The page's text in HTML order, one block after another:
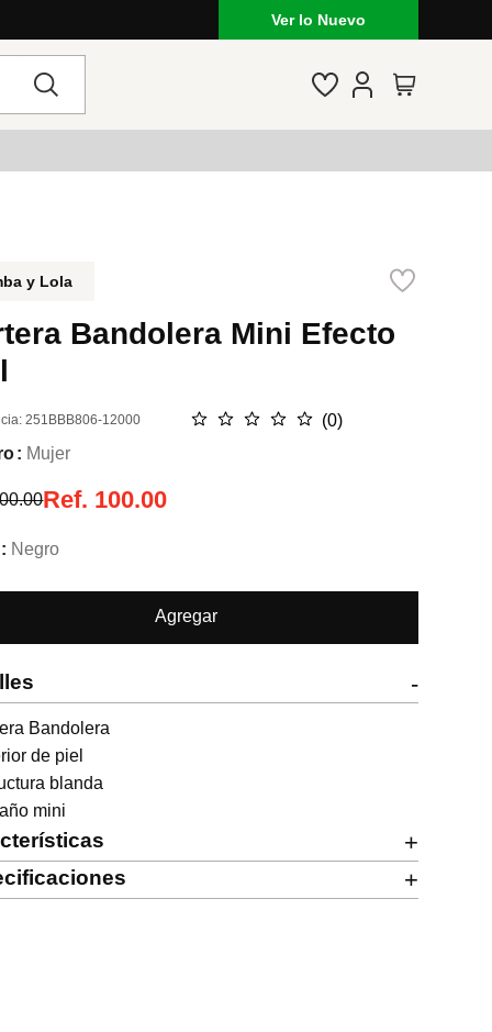
Ver lo Nuevo
y Lola
Bandolera Mini Efecto
:251BBB806-12000 ☆ ☆ ☆ ☆ ☆ (0)
Mujer
Ref. 100.00
Negro
Agregar
-
Bandolera
de piel
blanda
mini
+
+